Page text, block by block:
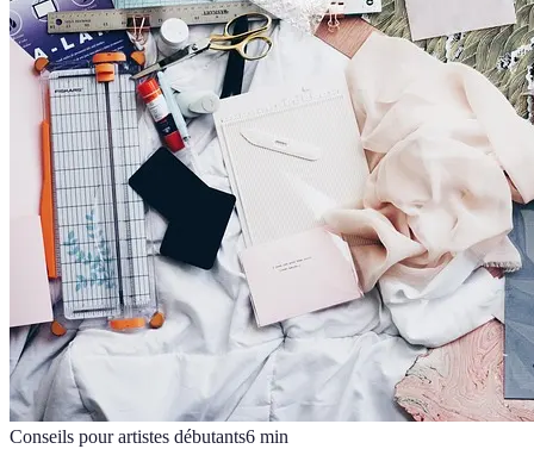
Conseils pour artistes débutants6 min